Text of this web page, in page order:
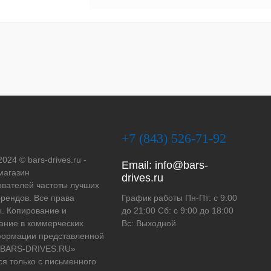
© bars-drives.ru -
частоты лучших
Все права
Копирование и
в коммерческих
представленной
DRIVES.RU»
только с письменного
+7 (843) 526-71-92
Email: info@bars-
drives.ru
График работы Пн-Пт: с 9:00
до 21:00 Сб: с 9:00 до 18:00
Вс: Выходной